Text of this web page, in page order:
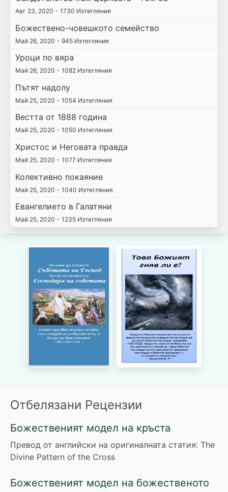
Авг 23, 2020 • 1730 Изтегляния
Божествено-човешкото семейство
Май 26, 2020 • 945 Изтегляния
Уроци по вяра
Май 26, 2020 • 1082 Изтегляния
Пътят надолу
Май 25, 2020 • 1054 Изтегляния
Вестта от 1888 година
Май 25, 2020 • 1050 Изтегляния
Христос и Неговата правда
Май 25, 2020 • 1077 Изтегляния
Колективно покаяние
Май 25, 2020 • 1040 Изтегляния
Евангелието в Галатяни
Май 25, 2020 • 1235 Изтегляния
Отбелязани Рецензии
Божественият модел на кръста
Превод от английски на оригиналната статия: The
Divine Pattern of the Cross
Божественият модел на божественото